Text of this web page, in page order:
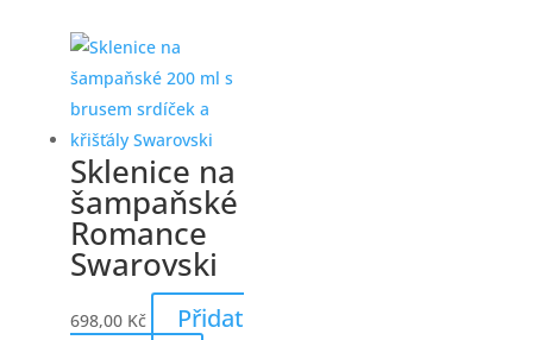
Sklenice na
šampaňské
Romance
Swarovski
698,00 Kč
Přidat